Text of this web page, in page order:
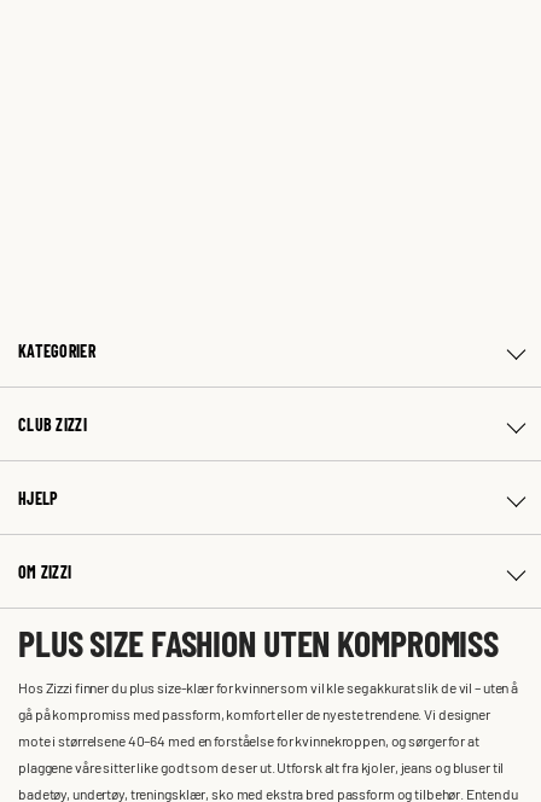
KATEGORIER
CLUB ZIZZI
HJELP
OM ZIZZI
PLUS SIZE FASHION UTEN KOMPROMISS
Hos Zizzi finner du plus size-klær for kvinner som vil kle seg akkurat slik de vil – uten å
gå på kompromiss med passform, komfort eller de nyeste trendene. Vi designer
mote i størrelsene 40–64 med en forståelse for kvinnekroppen, og sørger for at
plaggene våre sitter like godt som de ser ut. Utforsk alt fra kjoler, jeans og bluser til
badetøy, undertøy, treningsklær, sko med ekstra bred passform og tilbehør. Enten du